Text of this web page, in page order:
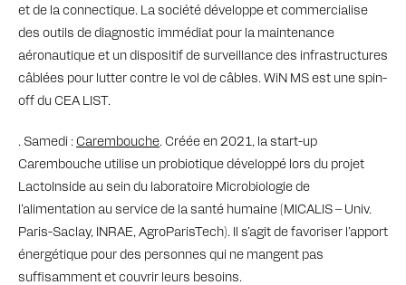
et de la connectique. La société développe et commercialise
des outils de diagnostic immédiat pour la maintenance
aéronautique et un dispositif de surveillance des infrastructures
câblées pour lutter contre le vol de câbles. WiN MS est une spin-
off du CEA LIST.
. Samedi : Carembouche. Créée en 2021, la start-up
Carembouche utilise un probiotique développé lors du projet
LactoInside au sein du laboratoire Microbiologie de
l’alimentation au service de la santé humaine (MICALIS – Univ.
Paris-Saclay, INRAE, AgroParisTech). Il s’agit de favoriser l’apport
énergétique pour des personnes qui ne mangent pas
suffisamment et couvrir leurs besoins.